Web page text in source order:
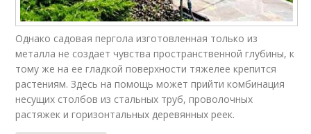
Однако садовая пергола изготовленная только из
металла не создает чувства пространственной глубины, к
тому же на ее гладкой поверхности тяжелее крепится
растениям. Здесь на помощь может прийти комбинация
несущих столбов из стальных труб, проволочных
растяжек и горизонтальных деревянных реек.